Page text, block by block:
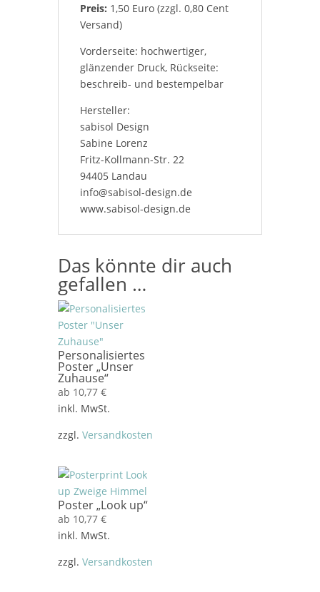
Preis: 1,50 Euro (zzgl. 0,80 Cent
Versand)
Vorderseite: hochwertiger,
glänzender Druck, Rückseite:
beschreib- und bestempelbar
Hersteller:
sabisol Design
Sabine Lorenz
Fritz-Kollmann-Str. 22
94405 Landau
info@sabisol-design.de
www.sabisol-design.de
Das könnte dir auch
gefallen …
Personalisiertes
Poster „Unser
Zuhause“
ab 10,77 €
inkl. MwSt.
zzgl. Versandkosten
Poster „Look up“
ab 10,77 €
inkl. MwSt.
zzgl. Versandkosten